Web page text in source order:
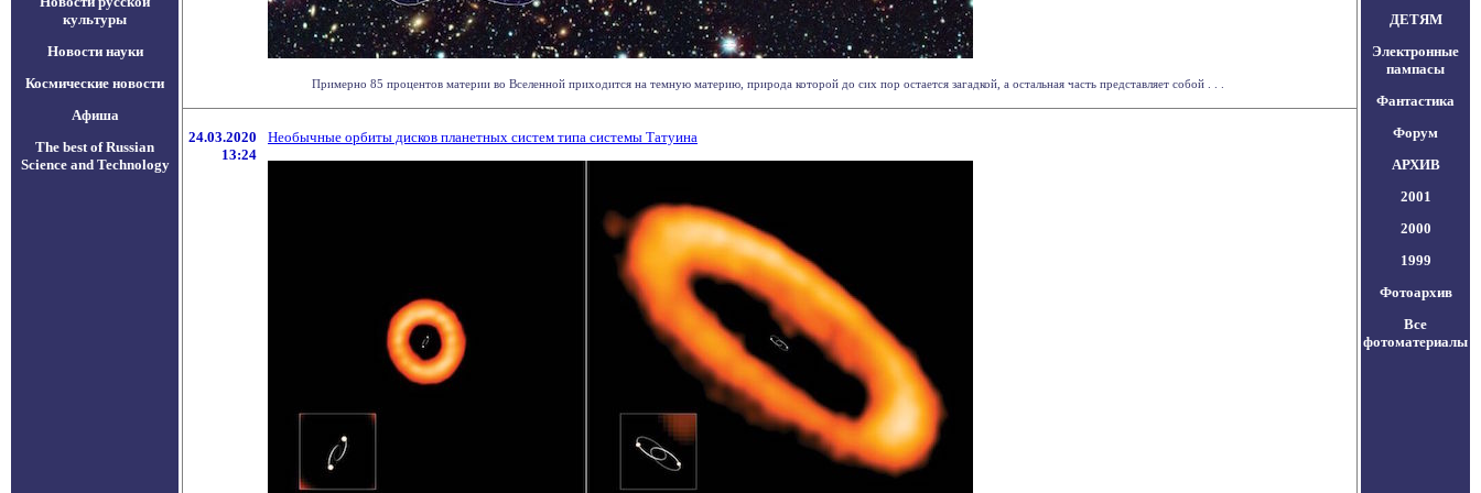
культуры
Новости науки
Космические новости
Афиша
The best of Russian
Science and Technology
Примерно 85 процентов материи во Вселенной приходится на темную материю, природа которой до сих пор остается загадкой, а остальная часть представляет собой . . .
24.03.2020
13:24
Необычные орбиты дисков планетных систем типа системы Татуина
ДЕТЯМ
Электронные
пампасы
Фантастика
Форум
АРХИВ
2001
2000
1999
Фотоархив
Все
фотоматериалы